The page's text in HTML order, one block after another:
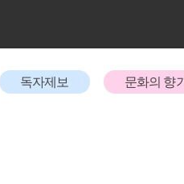
독자제보 문화의 향기